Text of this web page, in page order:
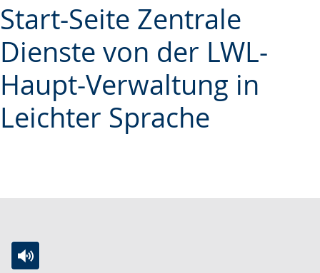
Start-Seite Zentrale
Dienste von der LWL-
Haupt-Verwaltung in
Leichter Sprache
Leichten
Sprache
wechseln.
Audio-
Unterstützung.
Video
in
Deutscher
Gebärdensprache
angezeigt.